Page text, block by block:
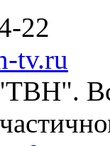
22
tv.ru